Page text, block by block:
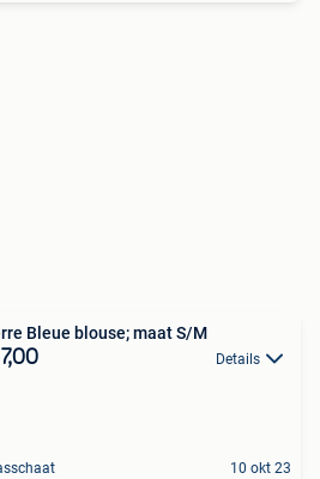
Bleue blouse; maat S/M
Details
10 okt 23